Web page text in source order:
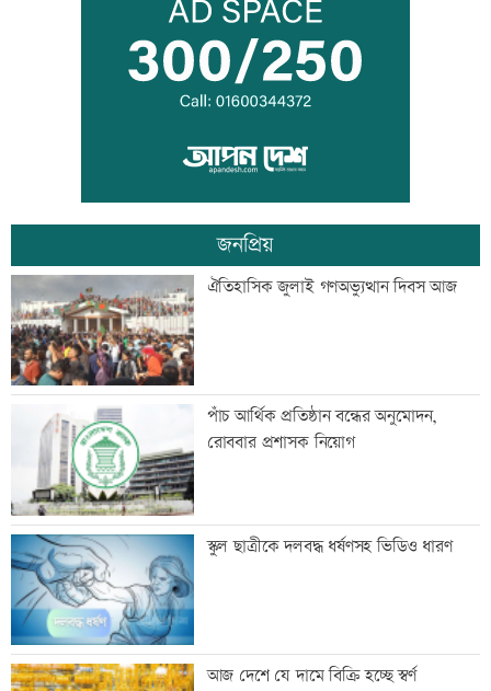
সিটি ব্যাংকের কার্ড স্পর্শ করলেই টাকা দেবে
এটিএম
মহাস্থানগড়ে নির্মাণকাজে স্থিতাবস্থা, আপিলের
অনুমতি
বাংলা কিউআর নিয়ে আলেমদের সঙ্গে
ইসলামী ব্যাংকেরমতবিনিময় সভা
অস্বাভাবিক দর বৃদ্ধির কারণ জানেনা
ইউনাইটেড ইন্স্যুরেন্স
রাষ্ট্রপতি নির্বাচনে বিএনপির ২ মনোনয়নপত্র
সংগ্রহ
সূচকের পতনে চলছে লেনদেন
জনপ্রিয়
ঐতিহাসিক জুলাই গণঅভ্যুত্থান দিবস আজ
পাঁচ আর্থিক প্রতিষ্ঠান বন্ধের অনুমোদন,
রোববার প্রশাসক নিয়োগ
স্কুল ছাত্রীকে দলবদ্ধ ধর্ষণসহ ভিডিও ধারণ
আজ দেশে যে দামে বিক্রি হচ্ছে স্বর্ণ